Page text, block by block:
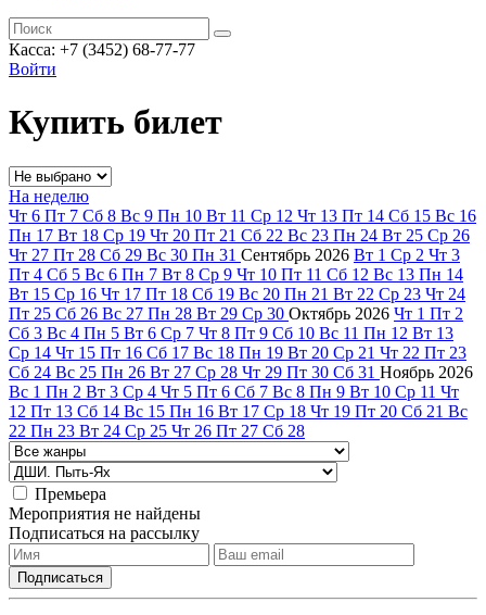
Касса: +7 (3452) 68-77-77
Войти
Купить билет
На неделю
Чт 6 Пт 7 Сб 8 Вс 9 Пн 10 Вт 11 Ср 12 Чт 13 Пт 14 Сб 15 Вс 16
Пн 17 Вт 18 Ср 19 Чт 20 Пт 21 Сб 22 Вс 23 Пн 24 Вт 25 Ср 26
Чт 27 Пт 28 Сб 29 Вс 30 Пн 31 Сентябрь 2026 Вт 1 Ср 2 Чт 3
Пт 4 Сб 5 Вс 6 Пн 7 Вт 8 Ср 9 Чт 10 Пт 11 Сб 12 Вс 13 Пн 14
Вт 15 Ср 16 Чт 17 Пт 18 Сб 19 Вс 20 Пн 21 Вт 22 Ср 23 Чт 24
Пт 25 Сб 26 Вс 27 Пн 28 Вт 29 Ср 30 Октябрь 2026 Чт 1 Пт 2
Сб 3 Вс 4 Пн 5 Вт 6 Ср 7 Чт 8 Пт 9 Сб 10 Вс 11 Пн 12 Вт 13
Ср 14 Чт 15 Пт 16 Сб 17 Вс 18 Пн 19 Вт 20 Ср 21 Чт 22 Пт 23
Сб 24 Вс 25 Пн 26 Вт 27 Ср 28 Чт 29 Пт 30 Сб 31 Ноябрь 2026
Вс 1 Пн 2 Вт 3 Ср 4 Чт 5 Пт 6 Сб 7 Вс 8 Пн 9 Вт 10 Ср 11 Чт
12 Пт 13 Сб 14 Вс 15 Пн 16 Вт 17 Ср 18 Чт 19 Пт 20 Сб 21 Вс
22 Пн 23 Вт 24 Ср 25 Чт 26 Пт 27 Сб 28
Премьера
Мероприятия не найдены
Подписаться на рассылку